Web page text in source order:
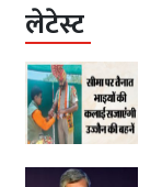
लेटेस्ट